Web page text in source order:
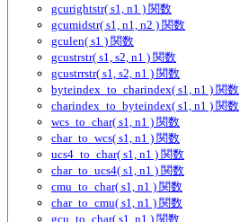
gcurightstr( s1, n1 ) 関数
gcumidstr( s1, n1, n2 ) 関数
gculen( s1 ) 関数
gcustrstr( s1, s2, n1 ) 関数
gcustrrstr( s1, s2, n1 ) 関数
byteindex_to_charindex( s1, n1 ) 関数
charindex_to_byteindex( s1, n1 ) 関数
wcs_to_char( s1, n1 ) 関数
char_to_wcs( s1, n1 ) 関数
ucs4_to_char( s1, n1 ) 関数
char_to_ucs4( s1, n1 ) 関数
cmu_to_char( s1, n1 ) 関数
char_to_cmu( s1, n1 ) 関数
gcu_to_char( s1, n1 ) 関数